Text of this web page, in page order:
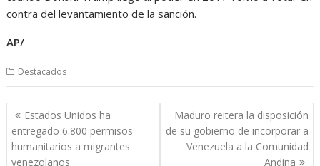
contra del levantamiento de la sanción.
AP/
Destacados
Navegación
de
entradas
Estados Unidos ha
entregado 6.800 permisos
humanitarios a migrantes
venezolanos
Maduro reitera la disposición
de su gobierno de incorporar a
Venezuela a la Comunidad
Andina